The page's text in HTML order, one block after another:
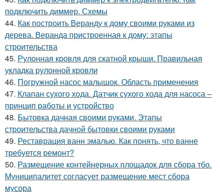
подключить диммер. Схемы
44. Как построить Веранду к дому своими руками из
дерева. Веранда пристроенная к дому: этапы
строительства
45. Рулонная кровля для скатной крыши. Правильная
укладка рулонной кровли
46. Погружной насос малышок. Область применения
47. Клапан сухого хода. Датчик сухого хода для насоса –
принцип работы и устройство
48. Бытовка дачная своими руками. Этапы
строительства дачной бытовки своими руками
49. Реставрация ванн эмалью. Как понять, что ванне
требуется ремонт?
50. Размещение контейнерных площадок для сбора тбо.
Муниципалитет согласует размещение мест сбора
мусора